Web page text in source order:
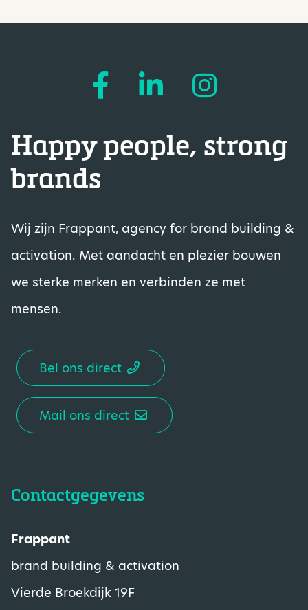
Happy people, strong
brands
Wij zijn Frappant, agency for brand building &
activation. Met aandacht en plezier bouwen
we sterke merken en verbinden ze met
mensen.
Bel ons direct
Mail ons direct
Contactgegevens
Frappant
brand building & activation
Vierde Broekdijk 19F